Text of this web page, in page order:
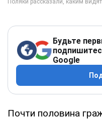
Будьте
Google
Почти половина